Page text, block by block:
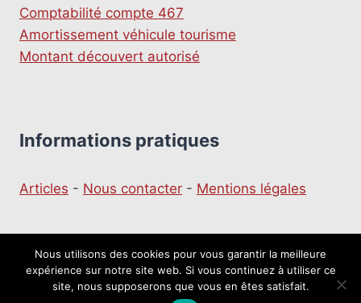
Comptabilité compte 467
Amortissement véhicule tourisme
Montant découvert autorisé
Informations pratiques
Articles - Nous contacter - Mentions légales
© 2026 Le moulin du Business
Nous utilisons des cookies pour vous garantir la meilleure
expérience sur notre site web. Si vous continuez à utiliser ce
site, nous supposerons que vous en êtes satisfait.